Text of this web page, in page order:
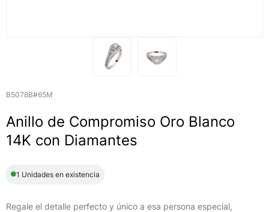
B5078B#65M
Anillo de Compromiso Oro Blanco
14K con Diamantes
1 Unidades en existencia
Regale el detalle perfecto y único a esa persona especial,